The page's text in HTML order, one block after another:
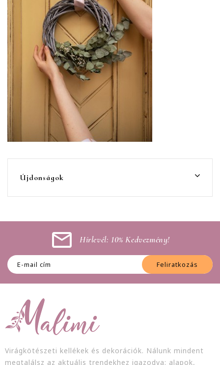
Újdonságok
Hírlevél: 10% Kedvezmény!
Feliratkozás
Virágkötészeti kellékek és dekorációk. Nálunk mindent
megtalálsz az aktuális trendekhez igazodva: alapok,